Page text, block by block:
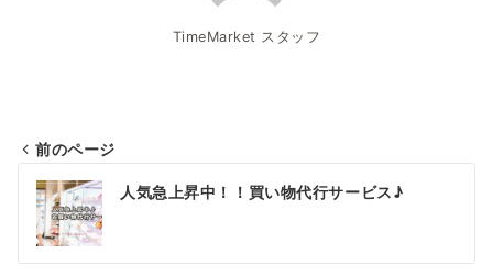
TimeMarket スタッフ
投
稿
ナ
前のページ
人気急上昇中！！買い物代行サービス♪